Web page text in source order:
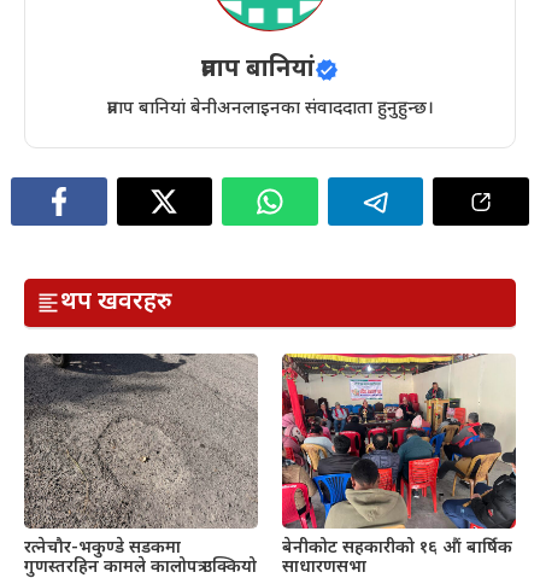
प्रताप बानियां
प्रताप बानियां बेनीअनलाइनका संवाददाता हुनुहुन्छ।
थप खवरहरु
रत्नेचौर-भकुण्डे सडकमा
गुणस्तरहिन कामले कालोपत्र उक्कियो
बेनीकोट सहकारीको १६ औं बार्षिक
साधारणसभा